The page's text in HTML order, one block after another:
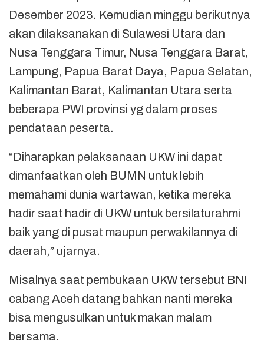
Desember 2023. Kemudian minggu berikutnya
akan dilaksanakan di Sulawesi Utara dan
Nusa Tenggara Timur, Nusa Tenggara Barat,
Lampung, Papua Barat Daya, Papua Selatan,
Kalimantan Barat, Kalimantan Utara serta
beberapa PWI provinsi yg dalam proses
pendataan peserta.
“Diharapkan pelaksanaan UKW ini dapat
dimanfaatkan oleh BUMN untuk lebih
memahami dunia wartawan, ketika mereka
hadir saat hadir di UKW untuk bersilaturahmi
baik yang di pusat maupun perwakilannya di
daerah,” ujarnya.
Misalnya saat pembukaan UKW tersebut BNI
cabang Aceh datang bahkan nanti mereka
bisa mengusulkan untuk makan malam
bersama.